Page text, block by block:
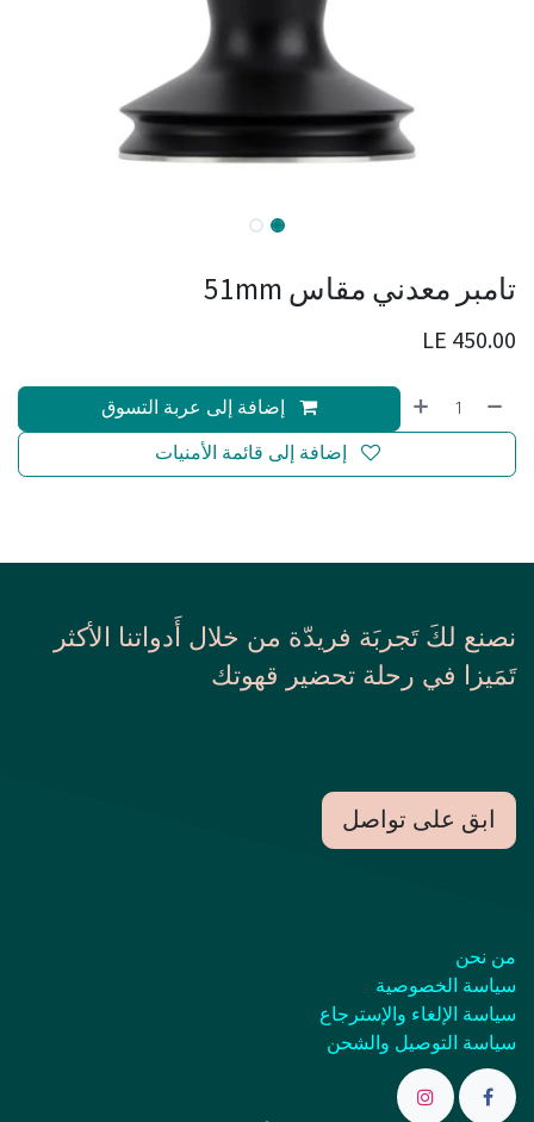
تامبر معدني مقاس 51mm
450.00
إضافة إلى عربة التسوق
إضافة إلى قائمة الأمنيات
نصنع لكَ تَجربَة فريدّة من خلال أَدواتنا الأكثر
تَمَيزا في رحلة تحضير قهوتك
ابق على تواصل
من نحن
سياسة الخصوصية
سياسة الإلغاء والإسترجاع
سياسة التوصيل والشحن